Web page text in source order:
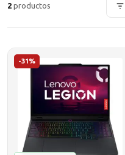
→
2 productos
-31%